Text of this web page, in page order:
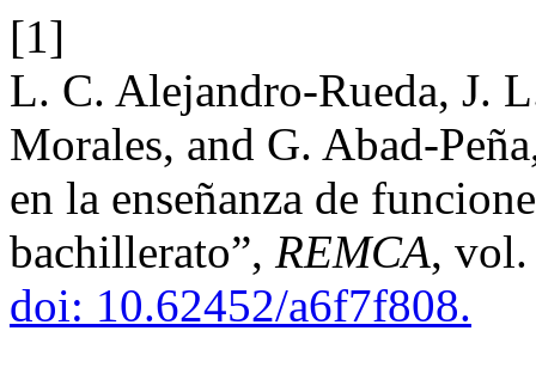
[1]
L. C. Alejandro-Rueda, J.
Morales, and G. Abad-
en la enseñanza de
bachillerato”, REMCA, vol.
doi: 10.62452/a6f7f808.